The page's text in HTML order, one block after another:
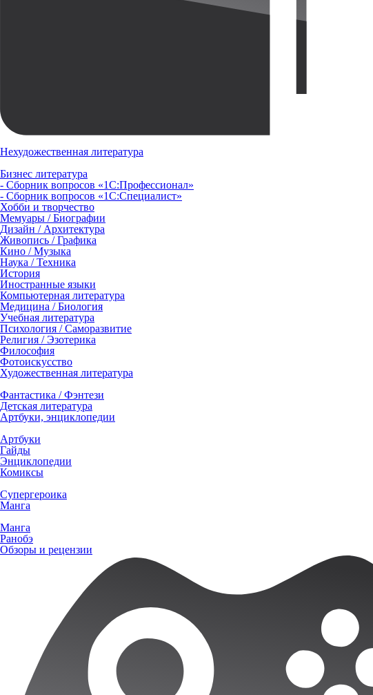
Нехудожественная литература
Бизнес литература
- Сборник вопросов «1С:Профессионал»
- Сборник вопросов «1С:Специалист»
Хобби и творчество
Мемуары / Биографии
Дизайн / Архитектура
Живопись / Графика
Кино / Музыка
Наука / Техника
История
Иностранные языки
Компьютерная литература
Медицина / Биология
Учебная литература
Психология / Саморазвитие
Религия / Эзотерика
Философия
Фотоискусство
Художественная литература
Фантастика / Фэнтези
Детская литература
Артбуки, энциклопедии
Артбуки
Гайды
Энциклопедии
Комиксы
Супергероика
Манга
Манга
Ранобэ
Обзоры и рецензии